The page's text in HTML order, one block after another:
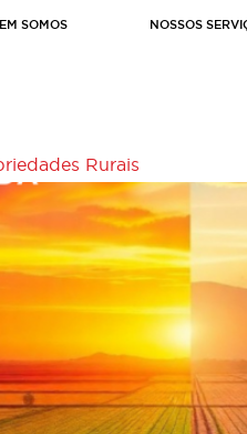
SOMOS NOSSOS
Rurais